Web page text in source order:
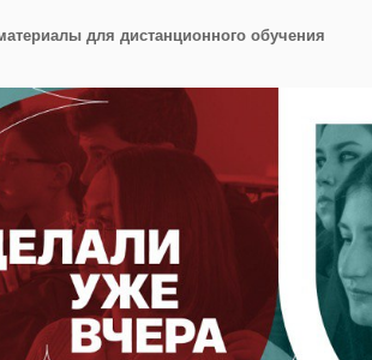
для дистанционного обучения